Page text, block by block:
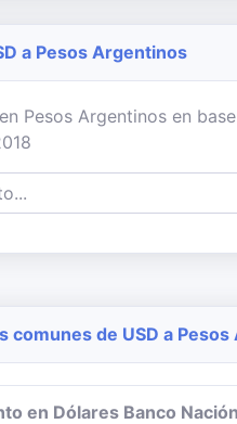
a Pesos Argentinos
Pesos Argentinos en
comunes de USD a
en Dólares Banco Nación